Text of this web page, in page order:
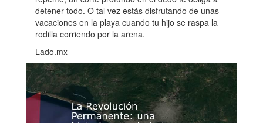
detener todo. O tal vez estás disfrutando de unas
vacaciones en la playa cuando tu hijo se raspa la
rodilla corriendo por la arena.
Lado.mx